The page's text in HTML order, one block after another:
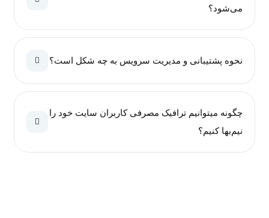
می‌شود؟
نحوه پشتیبانی و مدیریت سرویس به چه شکل است؟
چگونه میتوانیم ترافیک مصرفی کاربران سایت خود را
نیم‌بها کنیم؟